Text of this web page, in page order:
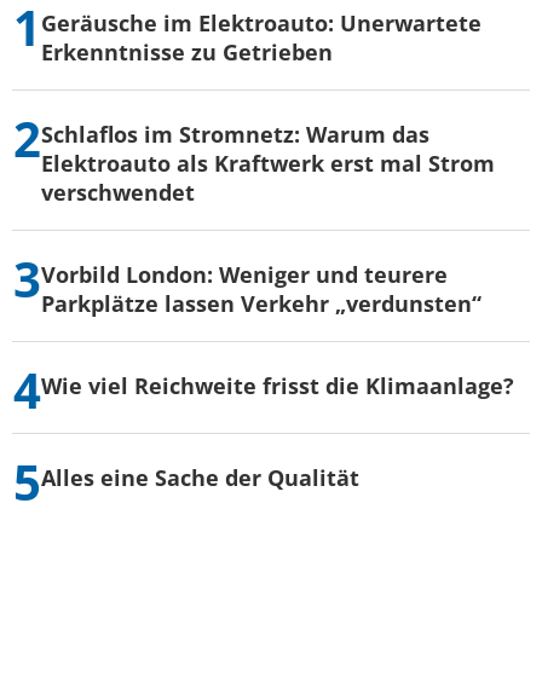
Geräusche im Elektroauto: Unerwartete
Erkenntnisse zu Getrieben
Schlaflos im Stromnetz: Warum das
Elektroauto als Kraftwerk erst mal Strom
verschwendet
Vorbild London: Weniger und teurere
Parkplätze lassen Verkehr „verdunsten“
Wie viel Reichweite frisst die Klimaanlage?
Alles eine Sache der Qualität